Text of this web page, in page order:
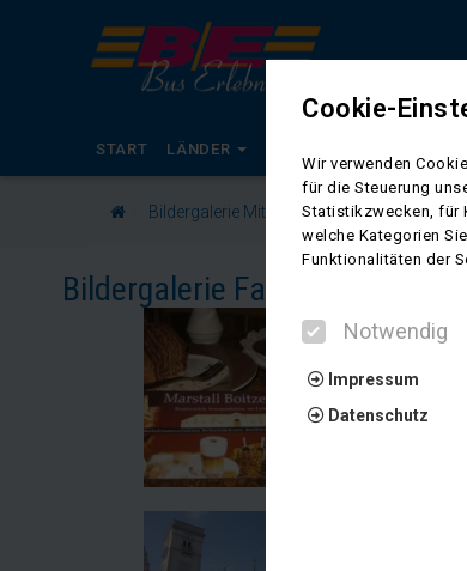
START LÄNDER
Bildergalerie Mit uns ins Grüne 2015 von
Bildergalerie Fahrt ins Grüne
Cookie-
Wir verwenden
für die Steuerung
Statistikzwecken, für
welche Kategorien
Funktionalitäten der
Notwendig
Impressum
Datenschutz
Diese Cookies sind
Funktionalitäten.